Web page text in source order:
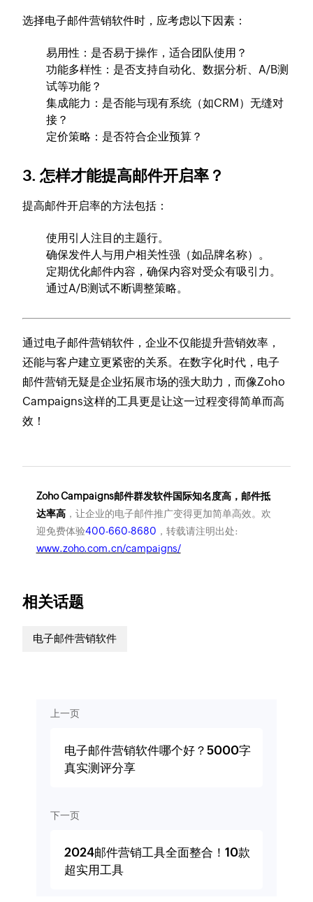
选择电子邮件营销软件时，应考虑以下因素：
易用性：是否易于操作，适合团队使用？
功能多样性：是否支持自动化、数据分析、A/B测
试等功能？
集成能力：是否能与现有系统（如CRM）无缝对
接？
定价策略：是否符合企业预算？
3. 怎样才能提高邮件开启率？
提高邮件开启率的方法包括：
使用引人注目的主题行。
确保发件人与用户相关性强（如品牌名称）。
定期优化邮件内容，确保内容对受众有吸引力。
通过A/B测试不断调整策略。
通过电子邮件营销软件，企业不仅能提升营销效率，
还能与客户建立更紧密的关系。在数字化时代，电子
邮件营销无疑是企业拓展市场的强大助力，而像Zoho
Campaigns这样的工具更是让这一过程变得简单而高
效！
Zoho Campaigns邮件群发软件国际知名度高，邮件抵
达率高，让企业的电子邮件推广变得更加简单高效。欢
迎免费体验400-660-8680 ，转载请注明出处:
www.zoho.com.cn/campaigns/
相关话题
电子邮件营销软件
上一页
电子邮件营销软件哪个好？5000字
真实测评分享
下一页
2024邮件营销工具全面整合！10款
超实用工具